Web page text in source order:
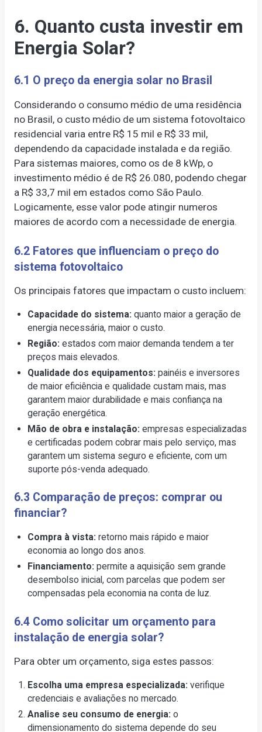
6. Quanto custa investir em
Energia Solar?
6.1 O preço da energia solar no Brasil
Considerando o consumo médio de uma residência
no Brasil, o custo médio de um sistema fotovoltaico
residencial varia entre R$ 15 mil e R$ 33 mil,
dependendo da capacidade instalada e da região.
Para sistemas maiores, como os de 8 kWp, o
investimento médio é de R$ 26.080, podendo chegar
a R$ 33,7 mil em estados como São Paulo.
Logicamente, esse valor pode atingir numeros
maiores de acordo com a necessidade de energia.
6.2 Fatores que influenciam o preço do
sistema fotovoltaico
Os principais fatores que impactam o custo incluem:
Capacidade do sistema: quanto maior a geração de
energia necessária, maior o custo.
Região:estados com maior demanda tendem a ter
preços mais elevados.
Qualidade dos equipamentos:painéis e inversores
de maior eficiência e qualidade custam mais, mas
garantem maior durabilidade e mais confiança na
geração energética.
Mão de obra e instalação:empresas especializadas
e certificadas podem cobrar mais pelo serviço, mas
garantem um sistema seguro e eficiente, com um
suporte pós-venda adequado.
6.3 Comparação de preços: comprar ou
financiar?
Compra à vista: retorno mais rápido e maior
economia ao longo dos anos.
Financiamento:permite a aquisição sem grande
desembolso inicial, com parcelas que podem ser
compensadas pela economia na conta de luz.
6.4 Como solicitar um orçamento para
instalação de energia solar?
Para obter um orçamento, siga estes passos:
Escolha uma empresa especializada: verifique
credenciais e avaliações no mercado.
Analise seu consumo de energia: o
dimensionamento do sistema depende do seu